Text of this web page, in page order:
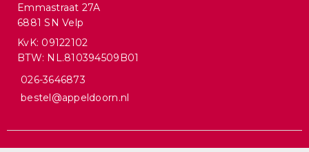
Emmastraat 27A
6881 SN Velp
KvK: 09122102
BTW: NL.810394509B01
026-3646873
bestel@appeldoorn.nl